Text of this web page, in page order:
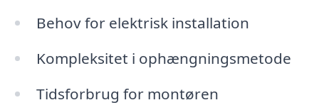
Behov for elektrisk installation
Kompleksitet i ophængningsmetode
Tidsforbrug for montøren